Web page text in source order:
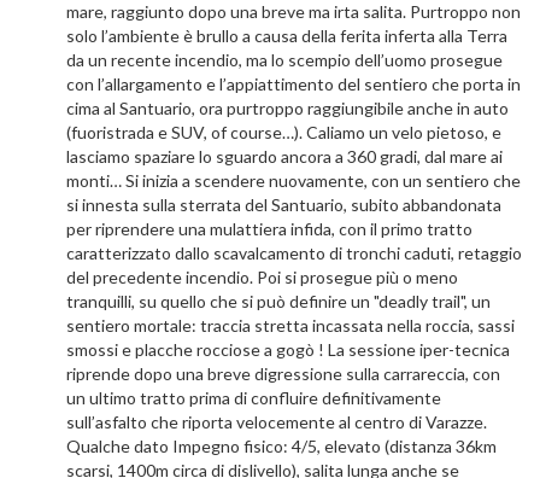
mare, raggiunto dopo una breve ma irta salita. Purtroppo non
solo l’ambiente è brullo a causa della ferita inferta alla Terra
da un recente incendio, ma lo scempio dell’uomo prosegue
con l’allargamento e l’appiattimento del sentiero che porta in
cima al Santuario, ora purtroppo raggiungibile anche in auto
(fuoristrada e SUV, of course…). Caliamo un velo pietoso, e
lasciamo spaziare lo sguardo ancora a 360 gradi, dal mare ai
monti… Si inizia a scendere nuovamente, con un sentiero che
si innesta sulla sterrata del Santuario, subito abbandonata
per riprendere una mulattiera infida, con il primo tratto
caratterizzato dallo scavalcamento di tronchi caduti, retaggio
del precedente incendio. Poi si prosegue più o meno
tranquilli, su quello che si può definire un "deadly trail", un
sentiero mortale: traccia stretta incassata nella roccia, sassi
smossi e placche rocciose a gogò ! La sessione iper-tecnica
riprende dopo una breve digressione sulla carrareccia, con
un ultimo tratto prima di confluire definitivamente
sull’asfalto che riporta velocemente al centro di Varazze.
Qualche dato Impegno fisico: 4/5, elevato (distanza 36km
scarsi, 1400m circa di dislivello), salita lunga anche se